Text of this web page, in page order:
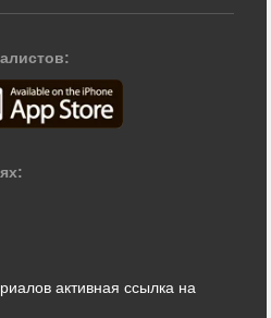
активная ссылка на